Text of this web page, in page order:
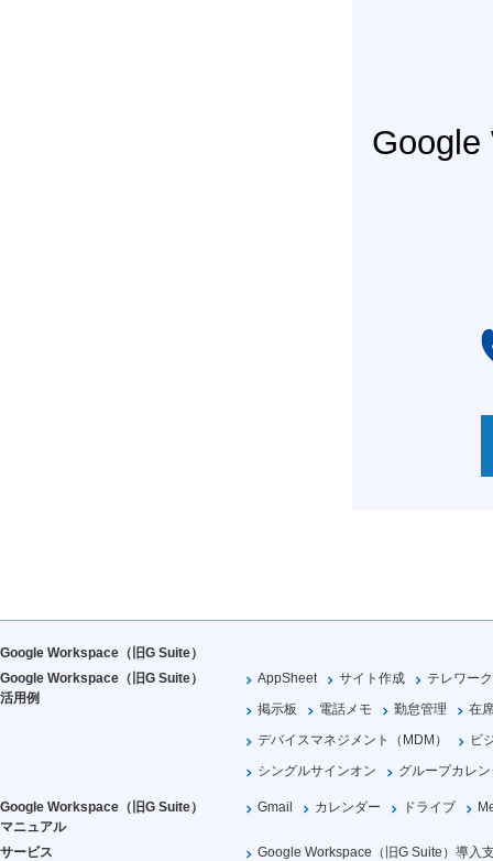
Google
Google Workspace（旧G Suite）
Google Workspace（旧G Suite）
活用例
AppSheet サイト作成
テレワーク
掲示板
電話メモ 勤怠管理
在
デバイスマネジメント（MDM）
ビ
シングルサインオン
グループカレ
Google Workspace（旧G Suite）
マニュアル
Gmail カレンダー ドライブ
サービス Google Workspace（旧G Suite）導入